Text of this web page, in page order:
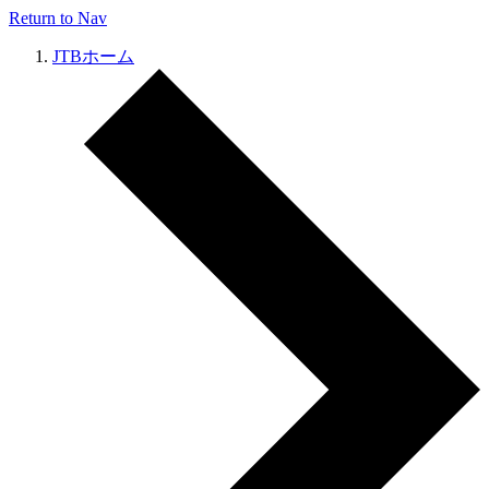
Return to Nav
JTBホーム